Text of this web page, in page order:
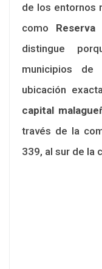
de los entornos
como
distingue
municipios de
ubicación
capital
través de la
339, al sur de la